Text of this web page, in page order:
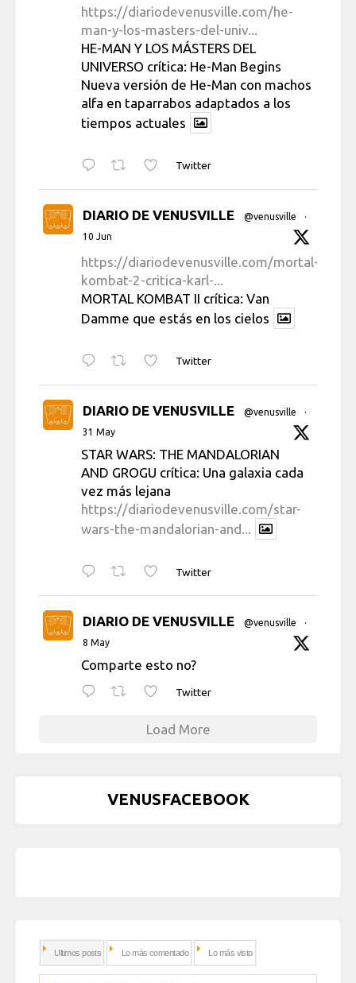
https://diariodevenusville.com/he-
man-y-los-masters-del-univ...
HE-MAN Y LOS MÁSTERS DEL
UNIVERSO crítica: He-Man Begins
Nueva versión de He-Man con machos
alfa en taparrabos adaptados a los
tiempos actuales
Twitter
DIARIO DE VENUSVILLE @venusville
·
10 Jun
https://diariodevenusville.com/mortal-
kombat-2-critica-karl-...
MORTAL KOMBAT II crítica: Van
Damme que estás en los cielos
Twitter
DIARIO DE VENUSVILLE @venusville
·
31 May
STAR WARS: THE MANDALORIAN
AND GROGU crítica: Una galaxia cada
vez más lejana
https://diariodevenusville.com/star-
wars-the-mandalorian-and...
Twitter
DIARIO DE VENUSVILLE @venusville
·
8 May
Comparte esto no?
Twitter
Load More
VENUSFACEBOOK
Ultimos posts Lo más comentado Lo más visto